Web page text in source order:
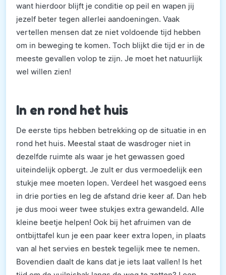
want hierdoor blijft je conditie op peil en wapen jij
jezelf beter tegen allerlei aandoeningen. Vaak
vertellen mensen dat ze niet voldoende tijd hebben
om in beweging te komen. Toch blijkt die tijd er in de
meeste gevallen volop te zijn. Je moet het natuurlijk
wel willen zien!
In en rond het huis
De eerste tips hebben betrekking op de situatie in en
rond het huis. Meestal staat de wasdroger niet in
dezelfde ruimte als waar je het gewassen goed
uiteindelijk opbergt. Je zult er dus vermoedelijk een
stukje mee moeten lopen. Verdeel het wasgoed eens
in drie porties en leg de afstand drie keer af. Dan heb
je dus mooi weer twee stukjes extra gewandeld. Alle
kleine beetje helpen! Ook bij het afruimen van de
ontbijttafel kun je een paar keer extra lopen, in plaats
van al het servies en bestek tegelijk mee te nemen.
Bovendien daalt de kans dat je iets laat vallen! Is het